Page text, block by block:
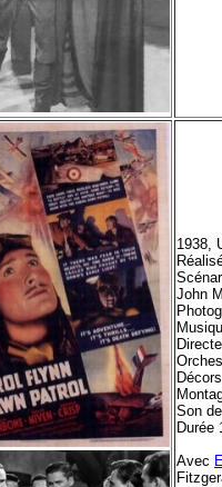
1938,
John
Son
Durée
Avec